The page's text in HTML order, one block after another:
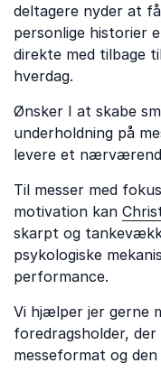
deltagere nyder at
personlige historier
direkte med tilbage
hverdag.
Ønsker I at skabe
underholdning på
levere et
Til messer med
motivation kan
skarpt og
psykologiske
performance.
Vi hjælper jer gerne
foredragsholder,
messeformat og